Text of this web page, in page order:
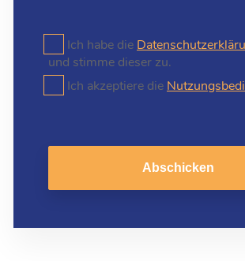
Ich habe die
und stimme dieser zu.
Ich akzeptiere die
Abschicken